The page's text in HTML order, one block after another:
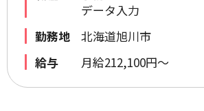
データ入力
勤務地
北海道旭川市
給与
月給212,100円～